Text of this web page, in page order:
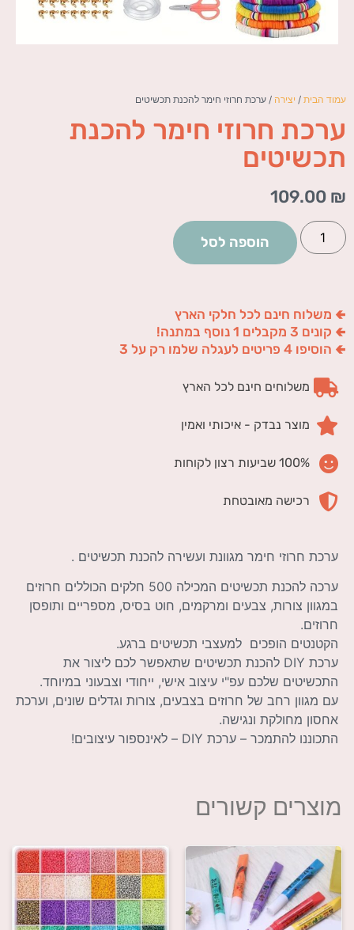
עמוד הבית / יצירה / ערכת חרוזי חימר להכנת תכשיטים
ערכת חרוזי חימר להכנת
תכשיטים
109.00 ₪
הוספה לסל
🢀 משלוח חינם לכל חלקי הארץ
🢀 קונים 3 מקבלים 1 נוסף במתנה!
🢀 הוסיפו 4 פריטים לעגלה שלמו רק על 3
משלוחים חינם לכל הארץ
מוצר נבדק - איכותי ואמין
100% שביעות רצון לקוחות
רכישה מאובטחת
ערכת חרוזי חימר מגוונת ועשירה להכנת תכשיטים .
ערכה להכנת תכשיטים המכילה 500 חלקים הכוללים חרוזים
במגוון צורות, צבעים ומרקמים, חוט בסיס, מספריים ותופסן
חרוזים.
הקטנטים הופכים למעצבי תכשיטים ברגע.
ערכת DIY להכנת תכשיטים שתאפשר לכם ליצור את
התכשיטים שלכם עפ"י עיצוב אישי, ייחודי וצבעוני במיוחד.
עם מגוון רחב של חרוזים בצבעים, צורות וגדלים שונים, וערכת
אחסון מחולקת ונגישה.
התכוננו להתמכר – ערכת DIY – לאינספור עיצובים!
מוצרים קשורים